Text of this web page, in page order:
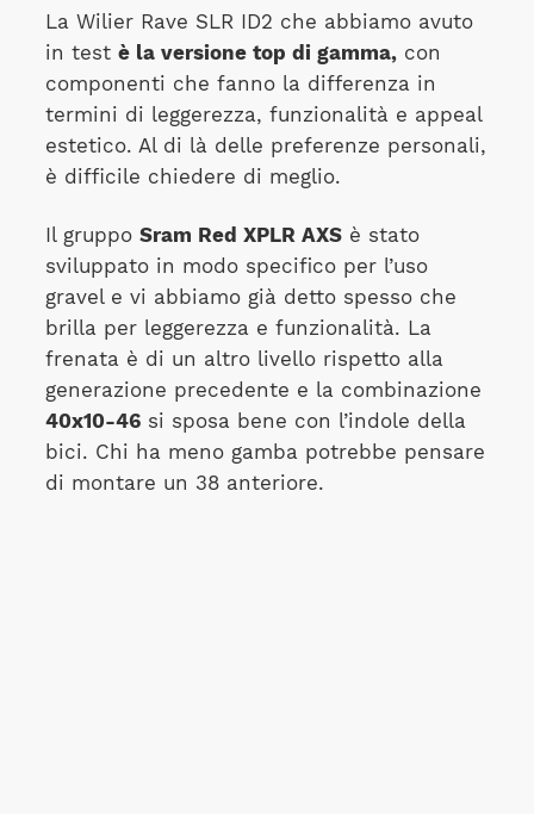
La Wilier Rave SLR ID2 che abbiamo avuto
in test è la versione top di gamma,con
componenti che fanno la differenza in
termini di leggerezza, funzionalità e appeal
estetico. Al di là delle preferenze personali,
è difficile chiedere di meglio.
Il gruppo Sram Red XPLR AXSè stato
sviluppato in modo specifico per l’uso
gravel e vi abbiamo già detto spesso che
brilla per leggerezza e funzionalità. La
frenata è di un altro livello rispetto alla
generazione precedente e la combinazione
40x10-46si sposa bene con l’indole della
bici. Chi ha meno gamba potrebbe pensare
di montare un 38 anteriore.